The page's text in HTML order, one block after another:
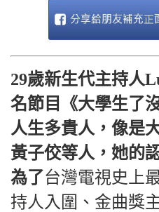
29歲新生代主持人
名節目《大學生了
人生多貴人，像是
黃子佼等人，她的
為了台灣電視史上
持人入圍、金曲獎